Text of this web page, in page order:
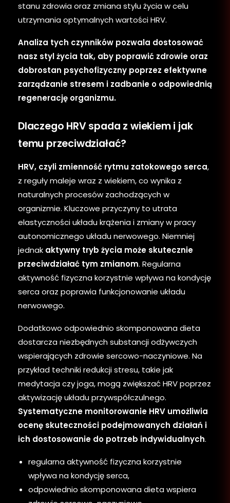
stanu zdrowia oraz zmiana stylu życia w celu
utrzymania optymalnych wartości HRV.
Analiza tych czynników pozwala dostosować
nasz styl życia tak, aby poprawić zdrowie oraz
dobrostan psychofizyczny poprzez efektywne
zarządzanie stresem i zadbanie o odpowiednią
regenerację organizmu.
Dlaczego HRV spada z wiekiem i jak
temu przeciwdziałać?
HRV, czyli zmienność rytmu zatokowego serca,
z reguły maleje wraz z wiekiem, co wynika z
naturalnych procesów zachodzących w
organizmie. Kluczowe przyczyny to utrata
elastyczności układu krążenia i zmiany w pracy
autonomicznego układu nerwowego. Niemniej
jednak aktywny tryb życia może skutecznie
przeciwdziałać tym zmianom. Regularna
aktywność fizyczna korzystnie wpływa na kondycję
serca oraz poprawia funkcjonowanie układu
nerwowego.
Dodatkowo odpowiednio skomponowana dieta
dostarcza niezbędnych substancji odżywczych
wspierających zdrowie sercowo-naczyniowe. Na
przykład techniki redukcji stresu, takie jak
medytacja czy joga, mogą zwiększać HRV poprzez
aktywizację układu przywspółczulnego.
Systematyczne monitorowanie HRV umożliwia
ocenę skuteczności podejmowanych działań i
ich dostosowanie do potrzeb indywidualnych.
regularna aktywność fizyczna korzystnie
wpływa na kondycję serca,
odpowiednio skomponowana dieta wspiera